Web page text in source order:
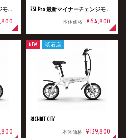
ES1 Pro 最新マイナーチェンジモデル ES1 Pro 最新マイナーチェンジモデル
本体価格 ¥64,800
RICHBIT CITY
本体価格 ¥139,800
NEW 明石店
中古車
明石店